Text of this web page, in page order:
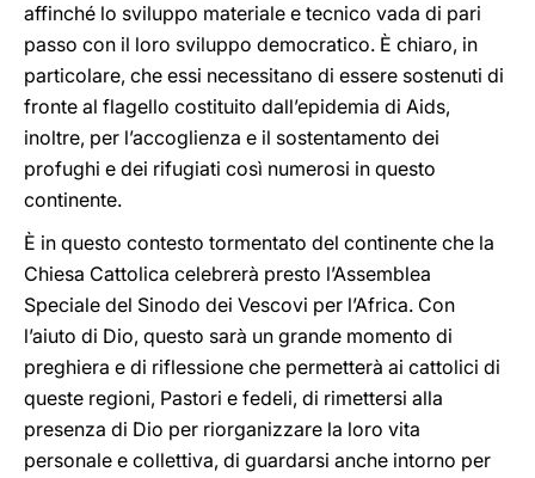
affinché lo sviluppo materiale e tecnico vada di pari
passo con il loro sviluppo democratico. È chiaro, in
particolare, che essi necessitano di essere sostenuti di
fronte al flagello costituito dall’epidemia di Aids,
inoltre, per l’accoglienza e il sostentamento dei
profughi e dei rifugiati così numerosi in questo
continente.
È in questo contesto tormentato del continente che la
Chiesa Cattolica celebrerà presto l’Assemblea
Speciale del Sinodo dei Vescovi per l’Africa. Con
l’aiuto di Dio, questo sarà un grande momento di
preghiera e di riflessione che permetterà ai cattolici di
queste regioni, Pastori e fedeli, di rimettersi alla
presenza di Dio per riorganizzare la loro vita
personale e collettiva, di guardarsi anche intorno per